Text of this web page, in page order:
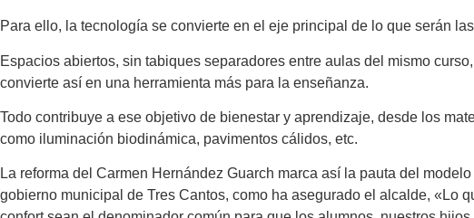
Para ello, la tecnología se convierte en el eje principal de lo que serán
Espacios abiertos, sin tabiques separadores entre aulas del mismo
convierte así en una herramienta más para la enseñanza.
Todo contribuye a ese objetivo de bienestar y aprendizaje, desde los
como iluminación biodinámica, pavimentos cálidos, etc.
La reforma del Carmen Hernández Guarch marca así la pauta del
gobierno municipal de Tres Cantos, como ha asegurado el alcalde, «Lo